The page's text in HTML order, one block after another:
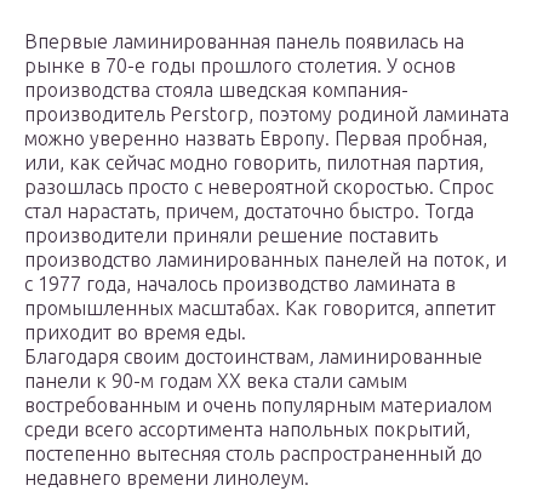
Впервые ламинированная панель появилась на
рынке в 70-е годы прошлого столетия. У основ
производства стояла шведская компания-
производитель Perstorp, поэтому родиной ламината
можно уверенно назвать Европу. Первая пробная,
или, как сейчас модно говорить, пилотная партия,
разошлась просто с невероятной скоростью. Спрос
стал нарастать, причем, достаточно быстро. Тогда
производители приняли решение поставить
производство ламинированных панелей на поток, и
с 1977 года, началось производство ламината в
промышленных масштабах. Как говорится, аппетит
приходит во время еды.
Благодаря своим достоинствам, ламинированные
панели к 90-м годам XX века стали самым
востребованным и очень популярным материалом
среди всего ассортимента напольных покрытий,
постепенно вытесняя столь распространенный до
недавнего времени линолеум.